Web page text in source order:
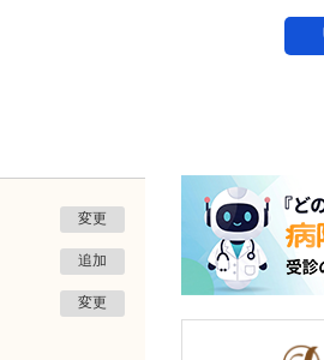
変更
追加
変更